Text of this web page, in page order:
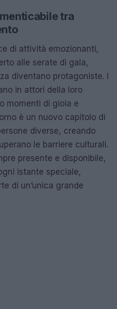
tra
di attività emozionanti,
alle serate di gala,
diventano protagoniste. I
in attori della loro
momenti di gioia e
è un nuovo capitolo di
diverse, creando
le barriere culturali.
presente e disponibile,
istante speciale,
di un’unica grande